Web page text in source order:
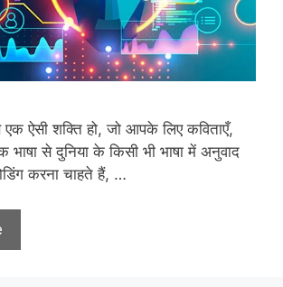
ऐसी शक्ति हो, जो आपके लिए कविताएँ,
भाषा से दुनिया के किसी भी भाषा में अनुवाद
करना चाहते हैं, …